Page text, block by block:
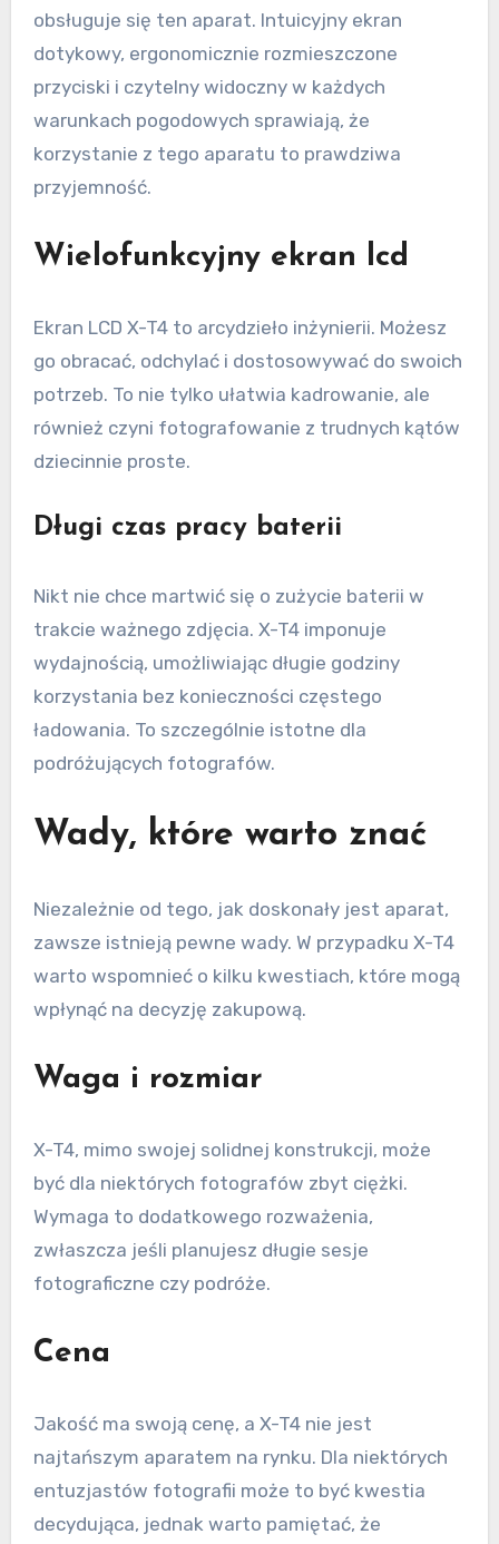
obsługuje się ten aparat. Intuicyjny ekran
dotykowy, ergonomicznie rozmieszczone
przyciski i czytelny widoczny w każdych
warunkach pogodowych sprawiają, że
korzystanie z tego aparatu to prawdziwa
przyjemność.
Wielofunkcyjny ekran lcd
Ekran LCD X-T4 to arcydzieło inżynierii. Możesz
go obracać, odchylać i dostosowywać do swoich
potrzeb. To nie tylko ułatwia kadrowanie, ale
również czyni fotografowanie z trudnych kątów
dziecinnie proste.
Długi czas pracy baterii
Nikt nie chce martwić się o zużycie baterii w
trakcie ważnego zdjęcia. X-T4 imponuje
wydajnością, umożliwiając długie godziny
korzystania bez konieczności częstego
ładowania. To szczególnie istotne dla
podróżujących fotografów.
Wady, które warto znać
Niezależnie od tego, jak doskonały jest aparat,
zawsze istnieją pewne wady. W przypadku X-T4
warto wspomnieć o kilku kwestiach, które mogą
wpłynąć na decyzję zakupową.
Waga i rozmiar
X-T4, mimo swojej solidnej konstrukcji, może
być dla niektórych fotografów zbyt ciężki.
Wymaga to dodatkowego rozważenia,
zwłaszcza jeśli planujesz długie sesje
fotograficzne czy podróże.
Cena
Jakość ma swoją cenę, a X-T4 nie jest
najtańszym aparatem na rynku. Dla niektórych
entuzjastów fotografii może to być kwestia
decydująca, jednak warto pamiętać, że